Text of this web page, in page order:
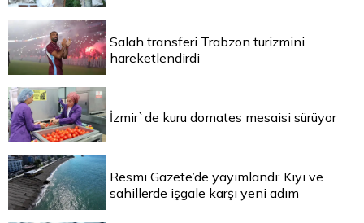
Salah transferi Trabzon turizmini
hareketlendirdi
İzmir`de kuru domates mesaisi sürüyor
Resmi Gazete’de yayımlandı: Kıyı ve
sahillerde işgale karşı yeni adım